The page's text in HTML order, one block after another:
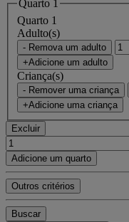
Quarto 1
Quarto 1
Adulto(s)
- Remova um adulto
+Adicione um adulto
Criança(s)
- Remover uma criança
+Adicione uma criança
Excluir
Adicione um quarto
Outros critérios
Buscar